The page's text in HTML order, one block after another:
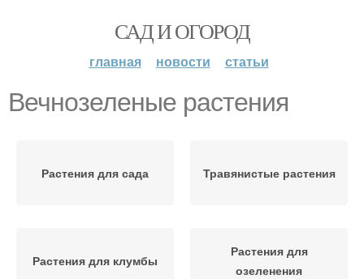
САД И ОГОРОД
главная новости статьи
Вечнозеленые растения
Растения для сада Травянистые растения
Растения для клумбы
Растения для
озеленения